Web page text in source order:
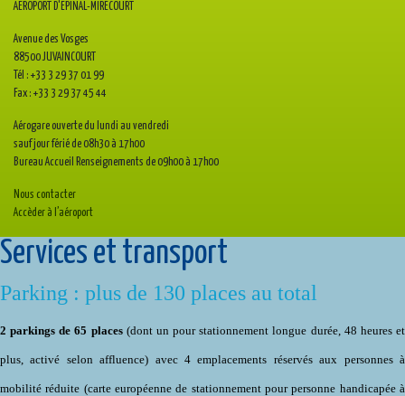
AEROPORT D'EPINAL-MIRECOURT
Avenue des Vosges
88500 JUVAINCOURT
Tél : +33 3 29 37 01 99
Fax : +33 3 29 37 45 44
Aérogare ouverte du lundi au vendredi
sauf jour férié de 08h30 à 17h00
Bureau Accueil Renseignements de 09h00 à 17h00
Nous contacter
Accèder à l’aéroport
Services et transport
Parking : plus de 130 places au total
2 parkings de 65 places (dont un pour stationnement longue durée, 48 heures et
plus, activé selon affluence) avec 4 emplacements réservés aux personnes à
mobilité réduite (carte européenne de stationnement pour personne handicapée à